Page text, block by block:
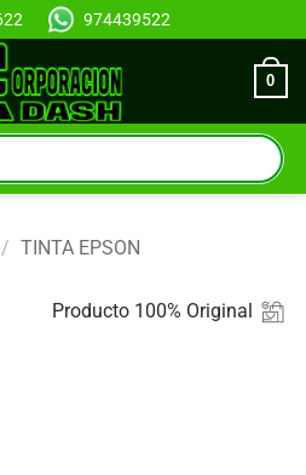
974439522
0
/ TINTA EPSON
Producto 100% Original